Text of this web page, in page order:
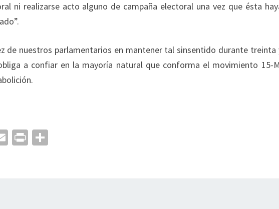
ni realizarse acto alguno de campaña electoral una vez que ésta
de nuestros parlamentarios en mantener tal sinsentido durante treinta
a confiar en la mayoría natural que conforma el movimiento 15-
E
Pr